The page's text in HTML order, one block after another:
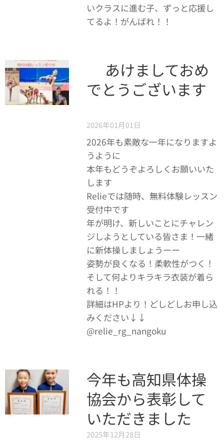
いクラスに進む子、ずっと応援し
てるよ！がんばれ！！🫶
🎍あけましておめ
でとうございます
2026年01月01日
2026年も素敵な一年になりますよ
うように
本年もどうぞよろしくお願いいた
します🍀
Relieでは随時、無料体験レッスン
受付中です🌟
年が明け、新しいことにチャレン
ジしようとしている皆さま！一緒
に新体操しましょうーー⭐︎
姿勢が良くなる！柔軟性がつく！
そして何よりキラキラ衣装が着ら
れる！！
詳細はHPより！どしどしお申し込
みください↓↓
@relie_rg_nangoku
今年も高知県体操
協会から表彰して
いただきました👏
2025年12月28日